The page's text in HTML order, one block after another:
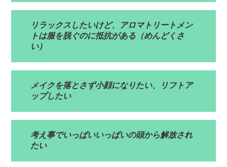
リラックスしたいけど、アロマトリートメン
トは服を脱ぐのに抵抗がある（めんどくさ
い）
メイクを落とさず小顔になりたい、リフトア
ップしたい
考え事でいっぱいいっぱいの頭から解放され
たい